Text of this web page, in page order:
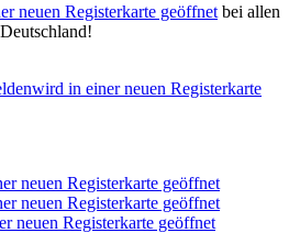
neuen Registerkarte geöffnet bei allen
wird in einer neuen Registerkarte
neuen Registerkarte geöffnet
neuen Registerkarte geöffnet
neuen Registerkarte geöffnet